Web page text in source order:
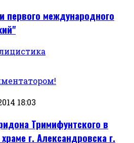
первого международного
18:03
Тримифунтского в
г. Александровска г.